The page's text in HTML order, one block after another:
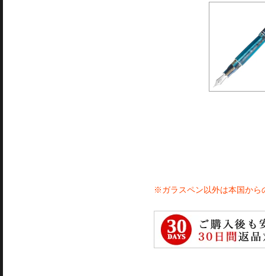
※ガラスペン以外は本国から